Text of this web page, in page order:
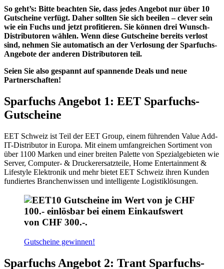
So geht’s: Bitte beachten Sie, dass jedes Angebot nur über 10
Gutscheine verfügt. Daher sollten Sie sich beeilen – clever sein
wie ein Fuchs und jetzt profitieren. Sie können drei Wunsch-
Distributoren wählen. Wenn diese Gutscheine bereits verlost
sind, nehmen Sie automatisch an der Verlosung der Sparfuchs-
Angebote der anderen Distributoren teil.
Seien Sie also gespannt auf spannende Deals und neue
Partnerschaften!
Sparfuchs Angebot 1: EET Sparfuchs-
Gutscheine
EET Schweiz ist Teil der EET Group, einem führenden Value Add-
IT-Distributor in Europa. Mit einem umfangreichen Sortiment von
über 1100 Marken und einer breiten Palette von Spezialgebieten wie
Server, Computer- & Druckerersatzteile, Home Entertainment &
Lifestyle Elektronik und mehr bietet EET Schweiz ihren Kunden
fundiertes Branchenwissen und intelligente Logistiklösungen.
10 Gutscheine im Wert von je CHF
100.- einlösbar bei einem Einkaufswert
von CHF 300.-.
Gutscheine gewinnen!
Sparfuchs Angebot 2: Trant Sparfuchs-